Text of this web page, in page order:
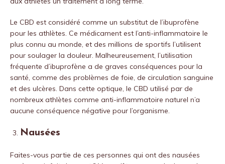
Le CBD est considéré comme un substitut de l’ibuprofène
pour les athlètes. Ce médicament est l’anti-inflammatoire le
plus connu au monde, et des millions de sportifs l’utilisent
pour soulager la douleur. Malheureusement, l’utilisation
fréquente d’ibuprofène a de graves conséquences pour la
santé, comme des problèmes de foie, de circulation sanguine
et des ulcères. Dans cette optique, le CBD utilisé par de
nombreux athlètes comme anti-inflammatoire naturel n’a
aucune conséquence négative pour l’organisme.
Nausées
Faites-vous partie de ces personnes qui ont des nausées